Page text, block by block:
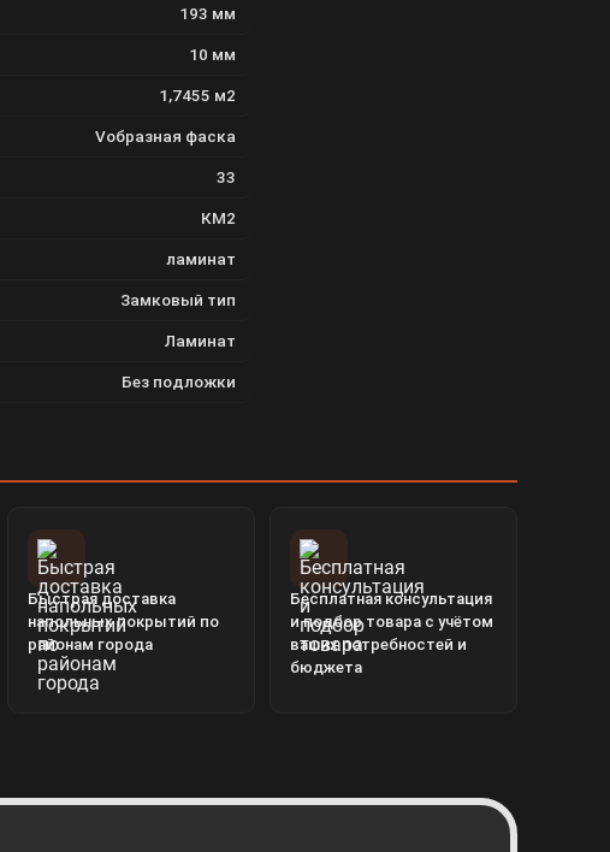
193 мм
10 мм
1,7455 м2
Vобразная фаска
33
КМ2
ламинат
Замковый тип
Ламинат
Без подложки
Быстрая доставка
напольных покрытий по
районам города
Бесплатная консультация
и подбор товара с учётом
ваших потребностей и
бюджета